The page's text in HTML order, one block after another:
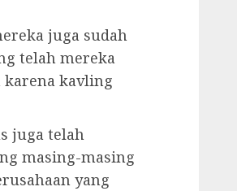
juga sudah
telah mereka
kavling
juga telah
masing-masing
yang